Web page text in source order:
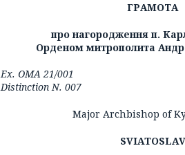
ГРАМОТА
про нагородження п.
Орденом митрополита
Ex. ОМА 21/001
Distinction N. 007
Major Archbishop of
SVIATOSLAV